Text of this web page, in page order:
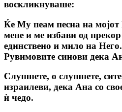
воскликнуваше:
Ќе Му пеам песна на мојот
мене и ме избави од
единствено и мило на
Рувимовите синови дека
Слушнете, о слушнете,
израилеви, дека Ана со
ѝ чедо.